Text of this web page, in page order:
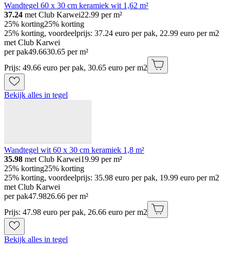
Wandtegel 60 x 30 cm keramiek wit 1,62 m²
37.24 met Club Karwei22.99 per m²
25% korting25% korting
25% korting, voordeelprijs: 37.24 euro per pak, 22.99 euro per m2
met Club Karwei
per pak49.6630.65 per m²
Prijs: 49.66 euro per pak, 30.65 euro per m2
Bekijk alles in tegel
Wandtegel wit 60 x 30 cm keramiek 1,8 m²
35.98 met Club Karwei19.99 per m²
25% korting25% korting
25% korting, voordeelprijs: 35.98 euro per pak, 19.99 euro per m2
met Club Karwei
per pak47.9826.66 per m²
Prijs: 47.98 euro per pak, 26.66 euro per m2
Bekijk alles in tegel